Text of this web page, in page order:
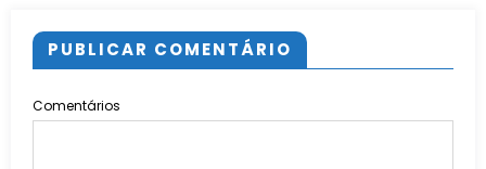
PUBLICAR COMENTÁRIO
Comentários